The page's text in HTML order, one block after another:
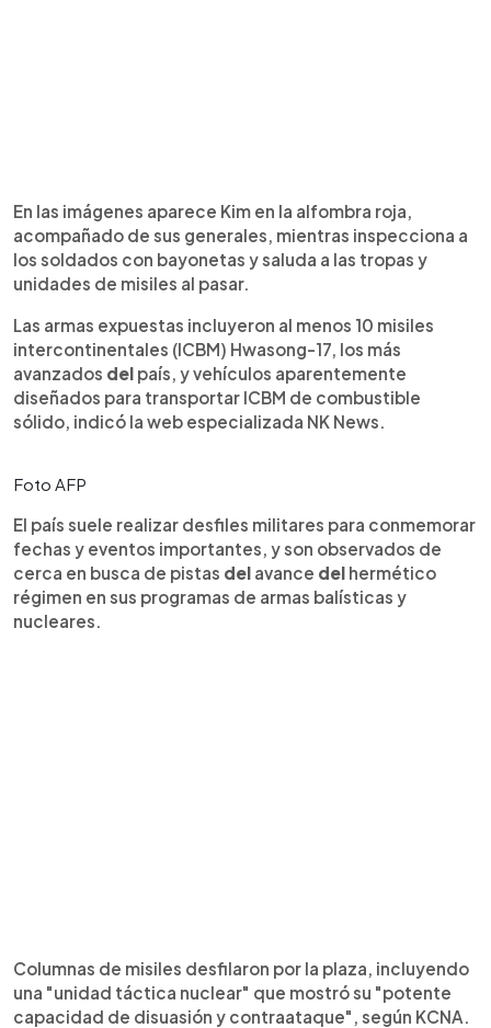
En las imágenes aparece Kim en la alfombra roja,
acompañado de sus generales, mientras inspecciona a
los soldados con bayonetas y saluda a las tropas y
unidades de misiles al pasar.
Las armas expuestas incluyeron al menos 10 misiles
intercontinentales (ICBM) Hwasong-17, los más
avanzados del país, y vehículos aparentemente
diseñados para transportar ICBM de combustible
sólido, indicó la web especializada NK News.
Foto AFP
El país suele realizar desfiles militares para conmemorar
fechas y eventos importantes, y son observados de
cerca en busca de pistas del avance del hermético
régimen en sus programas de armas balísticas y
nucleares.
Columnas de misiles desfilaron por la plaza, incluyendo
una "unidad táctica nuclear" que mostró su "potente
capacidad de disuasión y contraataque", según KCNA.